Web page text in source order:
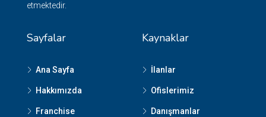
etmektedir.
Sayfalar
Ana Sayfa
Hakkımızda
Franchise
Kaynaklar
İlanlar
Ofislerimiz
Danışmanlar